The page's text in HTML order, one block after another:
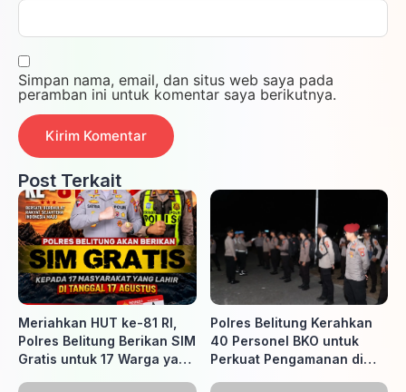
Simpan nama, email, dan situs web saya pada
peramban ini untuk komentar saya berikutnya.
Post Terkait
Meriahkan HUT ke-81 RI,
Polres Belitung Berikan SIM
Gratis untuk 17 Warga yang
Polres Belitung Kerahkan
40 Personel BKO untuk
Perkuat Pengamanan di